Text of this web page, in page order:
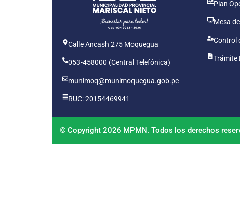
Calle Ancash 275 Moquegua
053-458000 (Central Telefónica)
munimoq@munimoquegua.gob.pe
RUC: 20154469941
Plan
Mesa
Control
Trámite
© Copyright 2026 MPMN. Todos los derechos